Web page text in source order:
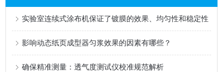
实验室连续式涂布机保证了镀膜的效果、均匀性和稳定性
影响动态纸页成型器匀浆效果的因素有哪些？
确保精准测量：透气度测试仪校准规范解析